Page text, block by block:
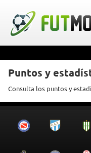
Puntos y
Consulta los puntos y